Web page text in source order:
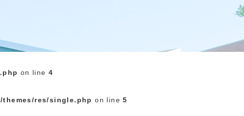
on line4
res/single.php on line5